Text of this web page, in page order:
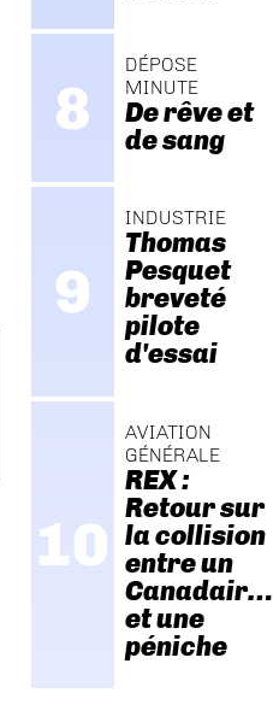
DÉPOSE
MINUTE
De rêve et
de sang
INDUSTRIE
Thomas
Pesquet
breveté
pilote
d'essai
AVIATION
GÉNÉRALE
REX :
Retour sur
la collision
entre un
Canadair…
et une
péniche